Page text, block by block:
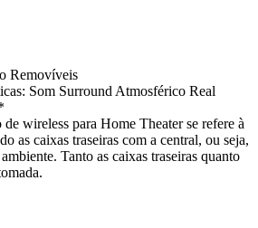
Removíveis
Som Surround Atmosférico Real
wireless para Home Theater se refere à
as caixas traseiras com a central, ou seja,
Tanto as caixas traseiras quanto